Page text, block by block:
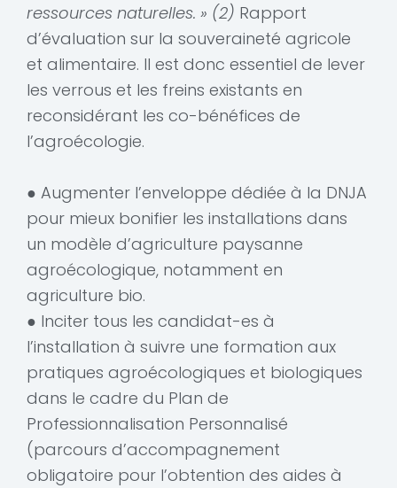
ressources naturelles. » (2) Rapport
d’évaluation sur la souveraineté agricole
et alimentaire. Il est donc essentiel de lever
les verrous et les freins existants en
reconsidérant les co-bénéfices de
l’agroécologie.
● Augmenter l’enveloppe dédiée à la DNJA
pour mieux bonifier les installations dans
un modèle d’agriculture paysanne
agroécologique, notamment en
agriculture bio.
● Inciter tous les candidat-es à
l’installation à suivre une formation aux
pratiques agroécologiques et biologiques
dans le cadre du Plan de
Professionnalisation Personnalisé
(parcours d’accompagnement
obligatoire pour l’obtention des aides à